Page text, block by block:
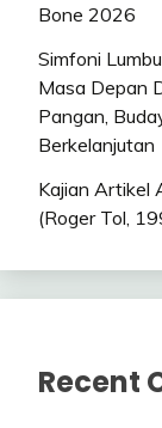
Bone 2026
Simfoni
Masa Depan
Pangan,
Berkelanjutan
Kajian Artikel
(Roger Tol,
Recent